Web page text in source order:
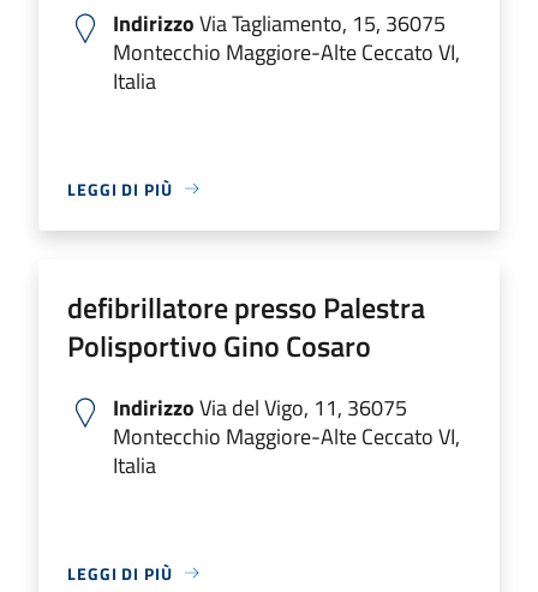
IndirizzoVia Tagliamento, 15, 36075
Montecchio Maggiore-Alte Ceccato VI,
Italia
LEGGI DI PIÙ
defibrillatore presso Palestra
Polisportivo Gino Cosaro
IndirizzoVia del Vigo, 11, 36075
Montecchio Maggiore-Alte Ceccato VI,
Italia
LEGGI DI PIÙ